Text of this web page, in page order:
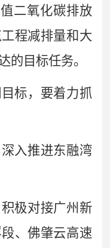
二氧化碳排放
程减排量和大
的目标任务。
标，要着力抓
入推进东融湾
积极对接广州新
、佛肇云高速